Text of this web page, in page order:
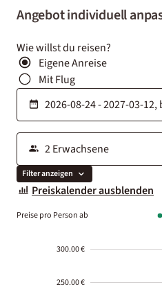
Angebot individuell
Wie willst du reisen?
Eigene Anreise
Mit Flug
Filter anzeigen
Preiskalender ausblenden
Preise pro Person ab
300.00 €
250.00 €